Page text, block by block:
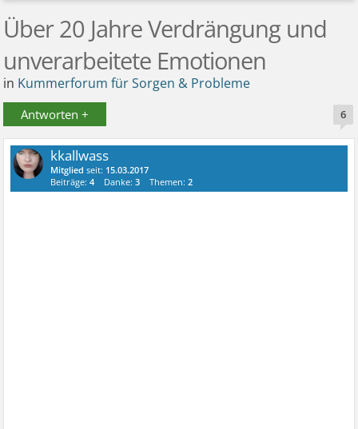
Über 20 Jahre Verdrängung und
unverarbeitete Emotionen
in Kummerforum für Sorgen & Probleme
Antworten + 6
kkallwass
Mitglied seit: 15.03.2017
Beiträge:4 Danke:3 Themen:2